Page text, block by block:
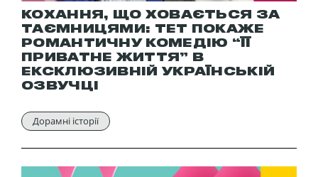
КОХАННЯ, ЩО ХОВАЄТЬСЯ ЗА
ТАЄМНИЦЯМИ: ТЕТ ПОКАЖЕ
РОМАНТИЧНУ КОМЕДІЮ “ЇЇ
ПРИВАТНЕ ЖИТТЯ” В
ЕКСКЛЮЗИВНІЙ УКРАЇНСЬКІЙ
ОЗВУЧЦІ
Дорамні історії